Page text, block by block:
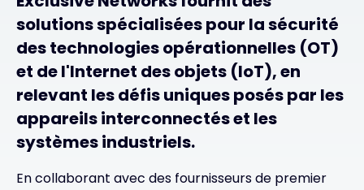
solutions spécialisées pour la sécurité
des technologies opérationnelles (OT)
et de l'Internet des objets (IoT), en
relevant les défis uniques posés par les
appareils interconnectés et les
systèmes industriels.
En collaborant avec des fournisseurs de premier